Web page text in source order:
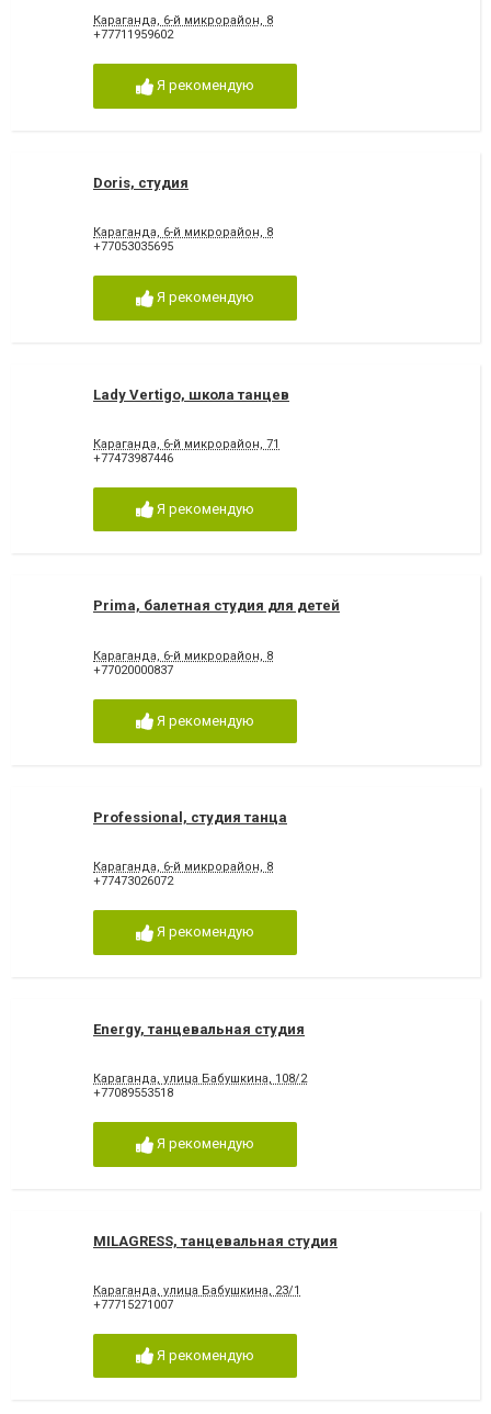
Караганда, 6-й микрорайон, 8
+77711959602
Я рекомендую
Doris, студия
Караганда, 6-й микрорайон, 8
+77053035695
Я рекомендую
Lady Vertigo, школа танцев
Караганда, 6-й микрорайон, 71
+77473987446
Я рекомендую
Prima, балетная студия для детей
Караганда, 6-й микрорайон, 8
+77020000837
Я рекомендую
Professional, студия танца
Караганда, 6-й микрорайон, 8
+77473026072
Я рекомендую
Energy, танцевальная студия
Караганда, улица Бабушкина, 108/2
+77089553518
Я рекомендую
MILAGRESS, танцевальная студия
Караганда, улица Бабушкина, 23/1
+77715271007
Я рекомендую